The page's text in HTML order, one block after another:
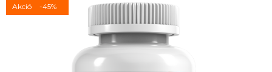
Akció -45%